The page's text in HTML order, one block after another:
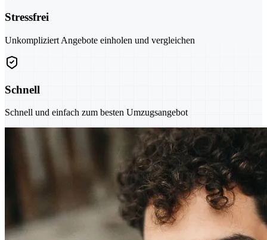
Stressfrei
Unkompliziert Angebote einholen und vergleichen
Schnell
Schnell und einfach zum besten Umzugsangebot